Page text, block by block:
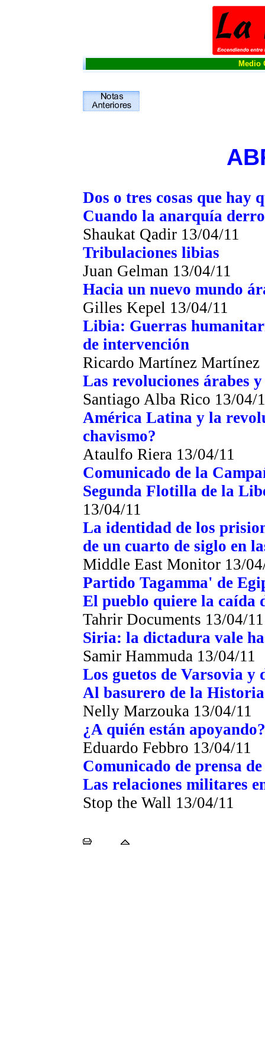
Medio
Dos o tres cosas que hay
Cuando la anarquía
Shaukat Qadir 13/04/11
Tribulaciones libias
Juan Gelman 13/04/11
Hacia un nuevo mundo
Gilles Kepel 13/04/11
Libia: Guerras
de intervención
Ricardo Martínez Martínez
Las revoluciones árabes
Santiago Alba Rico 13/04/
América Latina y la
chavismo?
Ataulfo Riera 13/04/11
Comunicado de la
Segunda Flotilla de la
13/04/11
La identidad de los
de un cuarto de siglo en
Middle East Monitor 13/
Partido Tagamma' de
El pueblo quiere la caída
Tahrir Documents 13/04/11
Siria: la dictadura vale
Samir Hammuda 13/04/11
Los guetos de Varsovia y
Al basurero de la Historia
Nelly Marzouka 13/04/11
¿A quién están apoyando?
Eduardo Febbro 13/04/11
Comunicado de prensa
Las relaciones militares
Stop the Wall 13/04/11